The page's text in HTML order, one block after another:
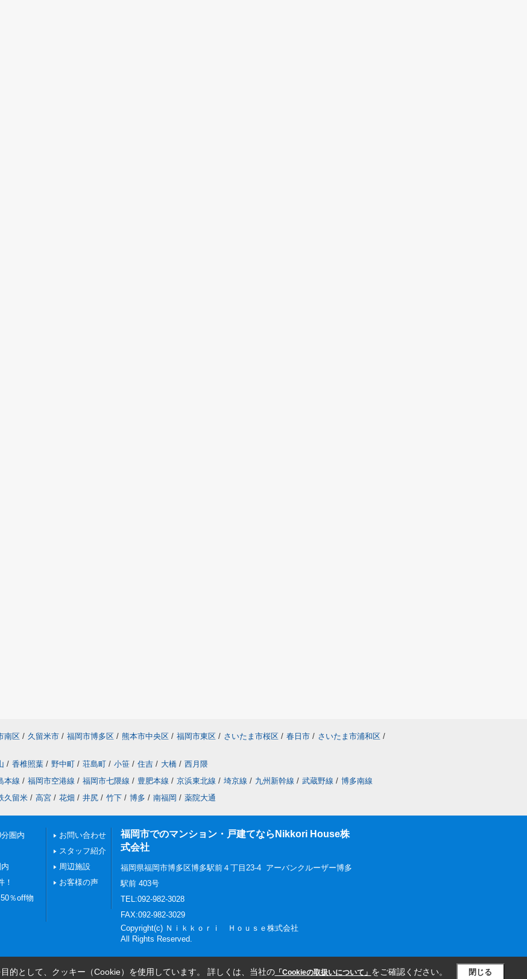
南区 / 久留米市 / 福岡市博多区 / 熊本市中央区 / 福岡市東区 / さいたま市桜区 / 春日市 / さいたま市浦和区 /
/ 香椎照葉 / 野中町 / 荘島町 / 小笹 / 住吉 / 大橋 / 西月隈
本線 / 福岡市空港線 / 福岡市七隈線 / 豊肥本線 / 京浜東北線 / 埼京線 / 九州新幹線 / 武蔵野線 / 博多南線
久留米 / 高宮 / 花畑 / 井尻 / 竹下 / 博多 / 南福岡 / 薬院大通
圏内
！
％off物
お問い合わせ
スタッフ紹介
周辺施設
お客様の声
福岡市でのマンション・戸建てならNikkori House株
式会社
福岡県福岡市博多区博多駅前４丁目23-4 アーバンクルーザー博多
駅前 403号
TEL:092-982-3028
FAX:092-982-3029
Copyright(c) Ｎｉｋｋｏｒｉ Ｈｏｕｓｅ株式会社
All Rights Reserved.
的として、クッキー（Cookie）を使用しています。 詳しくは、当社の「Cookieの取扱いについて」 をご確認ください。 閉じる